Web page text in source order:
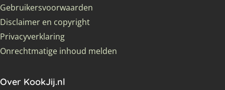
Gebruikersvoorwaarden
Disclaimer en copyright
Privacyverklaring
Onrechtmatige inhoud melden
Over KookJij.nl